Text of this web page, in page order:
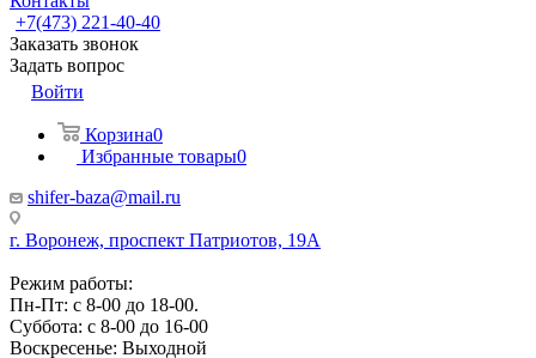
+7(473) 221-40-40
Заказать звонок
Задать вопрос
Войти
Корзина0
Избранные товары0
shifer-baza@mail.ru
г. Воронеж, проспект Патриотов, 19А
Режим работы:
Пн-Пт: с 8-00 до 18-00.
Суббота: с 8-00 до 16-00
Воскресенье: Выходной